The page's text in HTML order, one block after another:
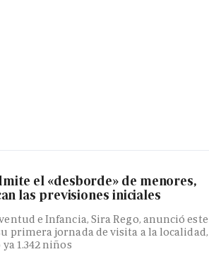
el «desborde» de menores,
las previsiones iniciales
e Infancia, Sira Rego, anunció este
primera jornada de visita a la localidad,
1.342 niños